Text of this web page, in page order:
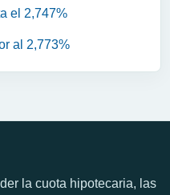
el 2,747%
al 2,773%
la cuota hipotecaria, las